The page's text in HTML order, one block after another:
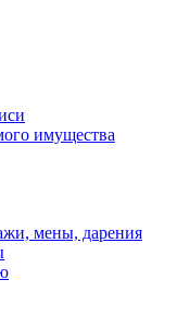
имущества
мены, дарения